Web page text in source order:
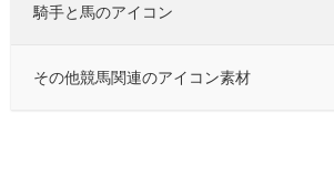
騎手と馬のアイコン
その他競馬関連のアイコン素材